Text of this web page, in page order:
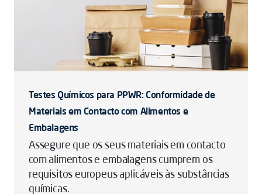
Testes Químicos para PPWR: Conformidade de
Materiais em Contacto com Alimentos e
Embalagens
Assegure que os seus materiais em contacto
com alimentos e embalagens cumprem os
requisitos europeus aplicáveis às substâncias
químicas.